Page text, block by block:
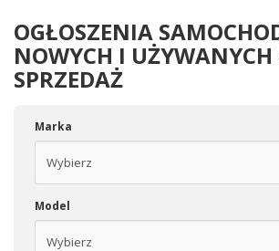
OGŁOSZENIA
NOWYCH I UŻYWANYCH
SPRZEDAŻ
Marka
Model